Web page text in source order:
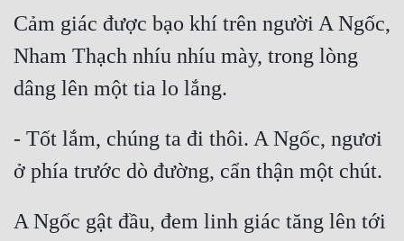
Cảm giác được bạo khí trên người A Ngốc,
Nham Thạch nhíu nhíu mày, trong lòng
dâng lên một tia lo lắng.
- Tốt lắm, chúng ta đi thôi. A Ngốc, ngươi
ở phía trước dò đường, cẩn thận một chút.
A Ngốc gật đầu, đem linh giác tăng lên tới